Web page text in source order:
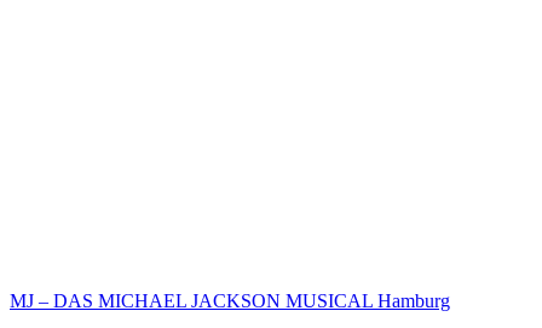
MJ – DAS MICHAEL JACKSON MUSICAL Hamburg